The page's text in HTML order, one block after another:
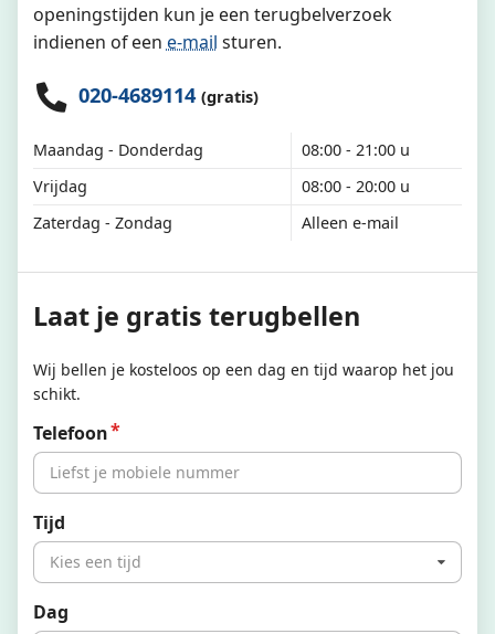
openingstijden kun je een terugbelverzoek
indienen of een e-mail sturen.
020-4689114 (gratis)
Maandag - Donderdag
08:00 - 21:00 u
Vrijdag
08:00 - 20:00 u
Zaterdag - Zondag
Alleen e-mail
Laat je gratis terugbellen
Wij bellen je kosteloos op een dag en tijd waarop het jou
schikt.
Telefoon
Tijd
Kies een tijd
Dag